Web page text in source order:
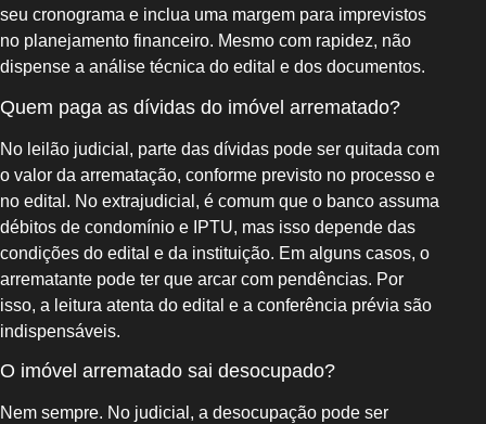
seu cronograma e inclua uma margem para imprevistos
no planejamento financeiro. Mesmo com rapidez, não
dispense a análise técnica do edital e dos documentos.
Quem paga as dívidas do imóvel arrematado?
No leilão judicial, parte das dívidas pode ser quitada com
o valor da arrematação, conforme previsto no processo e
no edital. No extrajudicial, é comum que o banco assuma
débitos de condomínio e IPTU, mas isso depende das
condições do edital e da instituição. Em alguns casos, o
arrematante pode ter que arcar com pendências. Por
isso, a leitura atenta do edital e a conferência prévia são
indispensáveis.
O imóvel arrematado sai desocupado?
Nem sempre. No judicial, a desocupação pode ser